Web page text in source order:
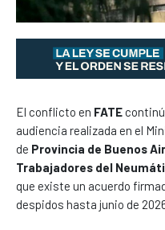
El conflicto en FATE
audiencia realizada en el
de Provincia de Buenos
Trabajadores del
que existe un acuerdo
despidos hasta junio de